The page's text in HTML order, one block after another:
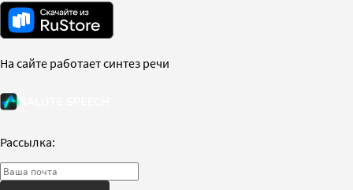
На сайте работает синтез речи
Рассылка: